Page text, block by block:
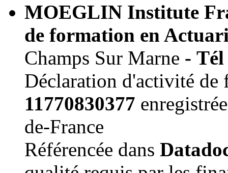
MOEGLIN Institute
de formation en
Champs Sur Marne - Tél
Déclaration d'activité de
11770830377
de-France
Référencée dans